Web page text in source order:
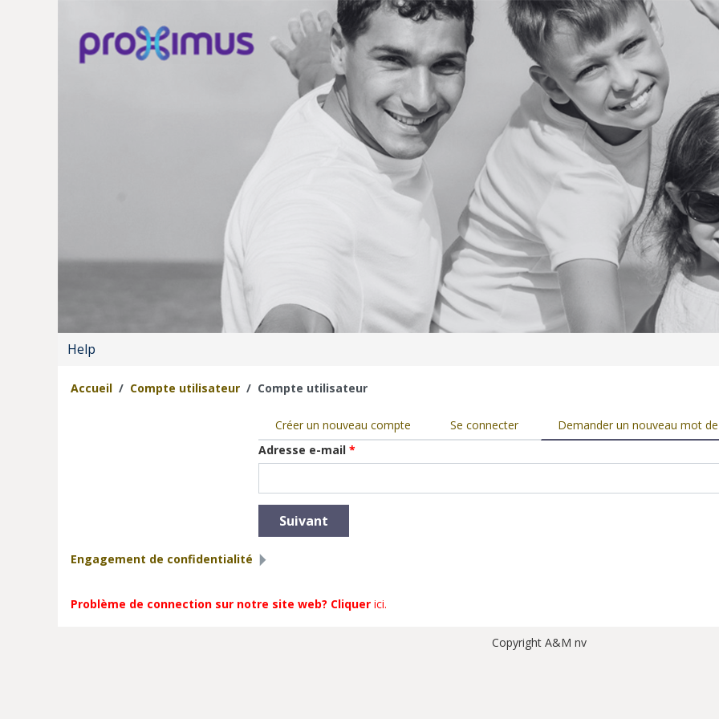
Help
Vous êtes ici
Accueil Compte utilisateur Compte utilisateur
Onglets principaux
Créer un nouveau compte Se connecter Demander un nouveau mot
Adresse e-mail *
Afficher
Engagement de confidentialité
Problème de connection sur notre site web? Cliquer ici.
Copyright A&M nv